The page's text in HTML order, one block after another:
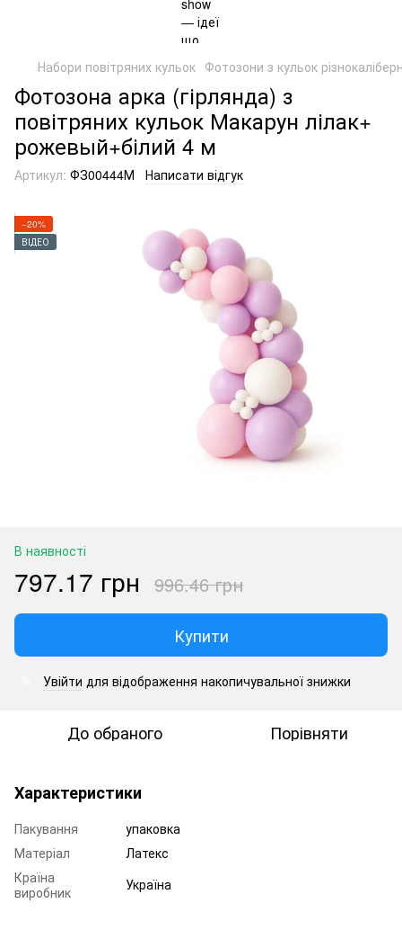
Набори повітряних кульок Фотозони з кульок
Фотозона арка (гірлянда) з
повітряних кульок Макарун лілак+
рожевый+білий 4 м
Артикул: ФЗ00444М Написати відгук
−20%
ВІДЕО
В наявності
797.17 грн 996.46 грн
Купити
Увійти для відображення накопичувальної знижки
До обраного Порівняти
Характеристики
Пакування
упаковка
Матеріал
Латекс
Країна
виробник
Україна